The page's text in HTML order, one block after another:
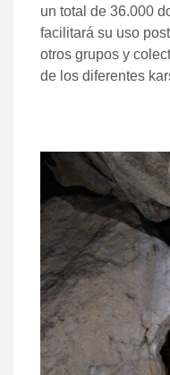
un total de 36.000
facilitará su uso
otros grupos y
de los diferentes